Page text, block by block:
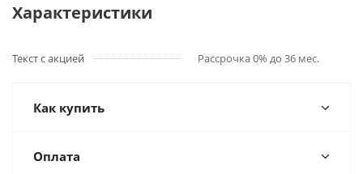
Характеристики
Текст с акцией Рассрочка 0% до 36 мес.
Как купить
Оплата